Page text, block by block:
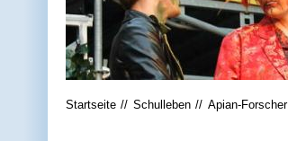
Startseite Schulleben Apian-Forscher